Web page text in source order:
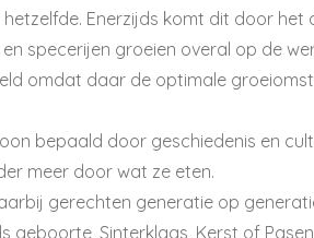
Enerzijds komt dit door
specerijen groeien overal op de
omdat daar de optimale
bepaald door geschiedenis en
meer door wat ze eten.
gerechten generatie op
geboorte, Sinterklaas, Kerst of